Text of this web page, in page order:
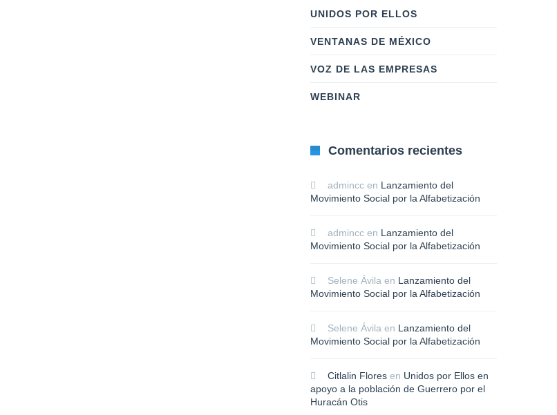
UNIDOS POR ELLOS
VENTANAS DE MÉXICO
VOZ DE LAS EMPRESAS
WEBINAR
Comentarios recientes
admincc en Lanzamiento del
Movimiento Social por la Alfabetización
admincc en Lanzamiento del
Movimiento Social por la Alfabetización
Selene Ávila en Lanzamiento del
Movimiento Social por la Alfabetización
Selene Ávila en Lanzamiento del
Movimiento Social por la Alfabetización
Citlalin Flores en Unidos por Ellos en
apoyo a la población de Guerrero por el
Huracán Otis